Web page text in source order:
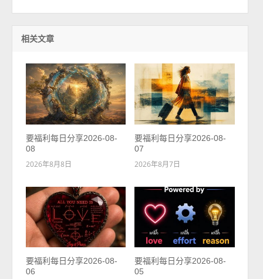
相关文章
要福利每日分享2026-08-
08
2026年8月8日
要福利每日分享2026-08-
07
2026年8月7日
要福利每日分享2026-08-
06
要福利每日分享2026-08-
05